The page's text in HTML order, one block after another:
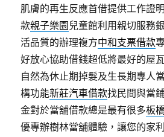
肌膚的再生反應首借提供工作證
款親子樂園 兒童館利用親切服務
活品質的辦理複方中和支票借款
好放心協助借錢超低將最好的屋
自然為休止期掉髮及生長期專人
構功能新莊汽車借款找民間與當
金對於當舖借款總是最有很多板
優專辦樹林當舖體驗，讓您的家